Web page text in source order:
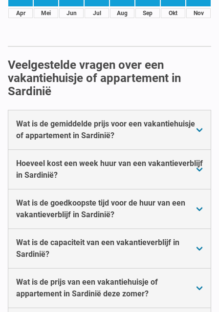
Apr Mei Jun Jul Aug Sep Okt Nov
Veelgestelde vragen over een
vakantiehuisje of appartement in
Sardinië
Wat is de gemiddelde prijs voor een vakantiehuisje
of appartement in Sardinië?
Hoeveel kost een week huur van een vakantieverblijf
in Sardinië?
Wat is de goedkoopste tijd voor de huur van een
vakantieverblijf in Sardinië?
Wat is de capaciteit van een vakantieverblijf in
Sardinië?
Wat is de prijs van een vakantiehuisje of
appartement in Sardinië deze zomer?